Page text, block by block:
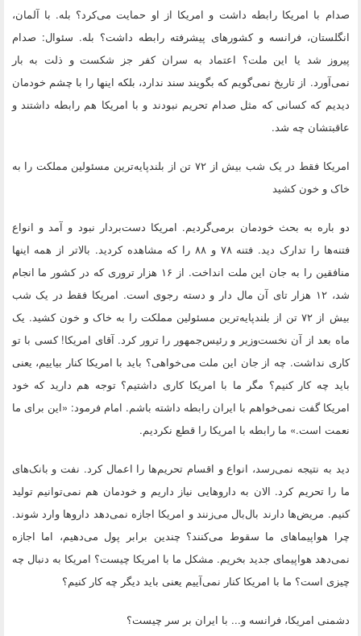
صدام با امریکا رابطه داشت و امریکا از او حمایت می‌کرد؟ بله. با آلمان،
انگلستان، فرانسه و کشورهای پیشرفته رابطه داشت؟ بله. سئوال: صدام
پیروز شد یا این ملت؟ اعتماد به سران کفر جز شکست و ذلت به بار
نمی‌آورد. از تاریخ نمی‌گویم که بگویند سند ندارد، بلکه اینها را با چشم خودمان
دیدیم که کسانی که مثل صدام تحریم نبودند و با امریکا هم رابطه داشتند و
عاقبتشان چه شد.
امریکا فقط در یک شب بیش از ۷۲ تن از بلندپایه‌ترین مسئولین مملکت را به
خاک و خون کشید
دو باره به بحث خودمان برمی‌گردیم. امریکا دست‌بردار نبود و آمد و انواع
فتنه‌ها را تدارک دید. فتنه ۷۸ و ۸۸ را که مشاهده کردید. بالاتر از همه اینها
منافقین را به جان این ملت انداخت. از ۱۶ هزار تروری که در کشور ما انجام
شد، ۱۲ هزار تای آن مال دار و دسته رجوی است. امریکا فقط در یک شب
بیش از ۷۲ تن از بلندپایه‌ترین مسئولین مملکت را به خاک و خون کشید. یک
ماه بعد از آن نخست‌وزیر و رئیس‌جمهور را ترور کرد. آقای امریکا! کسی با تو
کاری نداشت. چه از جان این ملت می‌خواهی؟ باید با امریکا کنار بیاییم، یعنی
باید چه کار کنیم؟ مگر ما با امریکا کاری داشتیم؟ توجه هم دارید که خود
امریکا گفت نمی‌خواهم با ایران رابطه داشته باشم. امام فرمود: «این برای ما
نعمت است.» ما رابطه با امریکا را قطع نکردیم.
دید به نتیجه نمی‌رسد، انواع و اقسام تحریم‌ها را اعمال کرد. نفت و بانک‌های
ما را تحریم کرد. الان به داروهایی نیاز داریم و خودمان هم نمی‌توانیم تولید
کنیم. مریض‌ها دارند بال‌بال می‌زنند و امریکا اجازه نمی‌دهد داروها وارد شوند.
چرا هواپیماهای ما سقوط می‌کنند؟ چندین برابر پول می‌دهیم، اما اجازه
نمی‌دهد هواپیمای جدید بخریم. مشکل ما با امریکا چیست؟ امریکا به دنبال چه
چیزی است؟ ما با امریکا کنار نمی‌آییم یعنی باید دیگر چه کار کنیم؟
دشمنی امریکا، فرانسه و... با ایران بر سر چیست؟